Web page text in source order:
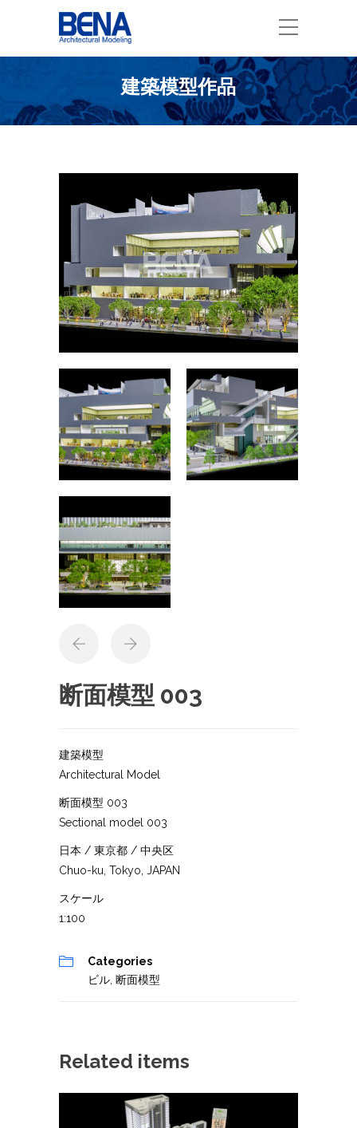
建築模型作品
断面模型 003
建築模型
Architectural Model
断面模型 003
Sectional model 003
日本 / 東京都 / 中央区
Chuo-ku, Tokyo, JAPAN
スケール
1:100
Categories
ビル, 断面模型
Related items